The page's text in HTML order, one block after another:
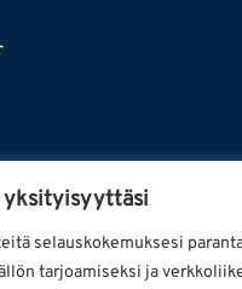
yksityisyyttäsi
selauskokemuksesi
tarjoamiseksi ja